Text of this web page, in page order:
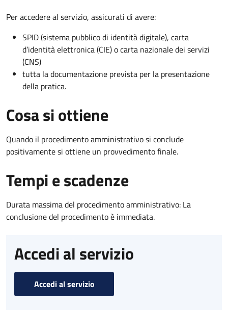
Per accedere al servizio, assicurati di avere:
SPID (sistema pubblico di identità digitale), carta
d’identità elettronica (CIE) o carta nazionale dei servizi
(CNS)
tutta la documentazione prevista per la presentazione
della pratica.
Cosa si ottiene
Quando il procedimento amministrativo si conclude
positivamente si ottiene un provvedimento finale.
Tempi e scadenze
Durata massima del procedimento amministrativo: La
conclusione del procedimento è immediata.
Accedi al servizio
Accedi al servizio